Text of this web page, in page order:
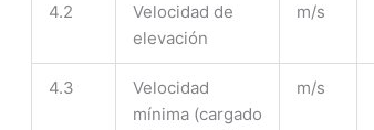
4.2
Velocidad de
elevación
m/s
4.3
Velocidad
mínima (cargado
m/s